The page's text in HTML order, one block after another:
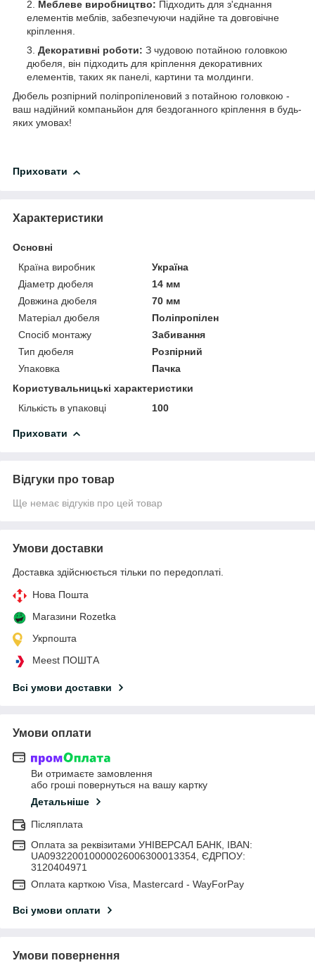
Меблеве виробництво: Підходить для з'єднання
елементів меблів, забезпечуючи надійне та довговічне
кріплення.
Декоративні роботи: З чудовою потайною головкою
дюбеля, він підходить для кріплення декоративних
елементів, таких як панелі, картини та молдинги.
Дюбель розпірний поліпропіленовий з потайною головкою -
ваш надійний компаньйон для бездоганного кріплення в будь-
яких умовах!
Приховати
Характеристики
Основні
Країна виробник
Україна
Діаметр дюбеля
14 мм
Довжина дюбеля
70 мм
Матеріал дюбеля
Поліпропілен
Спосіб монтажу
Забивання
Тип дюбеля
Розпірний
Упаковка
Пачка
Користувальницькі характеристики
Кількість в упаковці
100
Приховати
Відгуки про товар
Ще немає відгуків про цей товар
Умови доставки
Доставка здійснюється тільки по передоплаті.
Нова Пошта
Магазини Rozetka
Укрпошта
Meest ПОШТА
Всі умови доставки
Умови оплати
Ви отримаєте замовлення
або гроші повернуться на вашу картку
Детальніше
Післяплата
Оплата за реквізитами УНІВЕРСАЛ БАНК, IBAN:
UA093220010000026006300013354, ЄДРПОУ:
3120404971
Оплата карткою Visa, Mastercard - WayForPay
Всі умови оплати
Умови повернення